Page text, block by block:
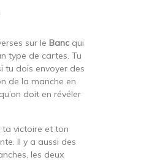
sur le Banc qui
type de cartes. Tu
tu dois envoyer des
de la manche en
doit en révéler
ta victoire et ton
Il y a aussi des
les deux